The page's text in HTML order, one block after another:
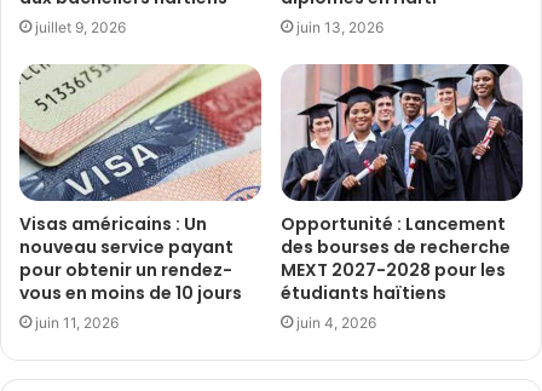
juillet 9, 2026 juin 13, 2026
Visas américains : Un
nouveau service payant
pour obtenir un rendez-
vous en moins de 10 jours
juin 11, 2026
Opportunité : Lancement
des bourses de recherche
MEXT 2027-2028 pour les
étudiants haïtiens
juin 4, 2026